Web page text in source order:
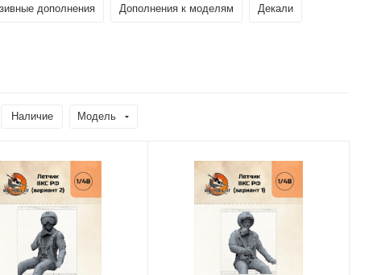
дополнения Дополнения к моделям Декали
Наличие Модель